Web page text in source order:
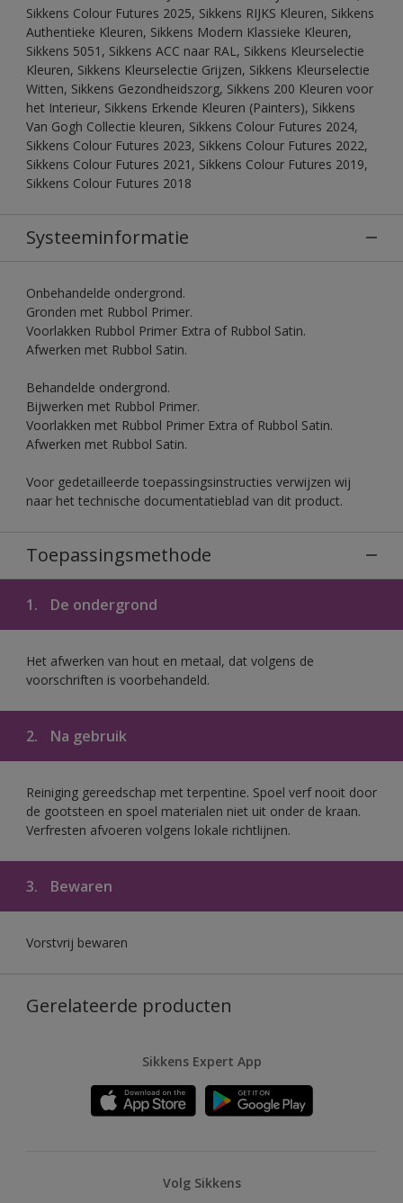
Sikkens Colour Futures 2025, Sikkens RIJKS Kleuren, Sikkens
Authentieke Kleuren, Sikkens Modern Klassieke Kleuren,
Sikkens 5051, Sikkens ACC naar RAL, Sikkens Kleurselectie
Kleuren, Sikkens Kleurselectie Grijzen, Sikkens Kleurselectie
Witten, Sikkens Gezondheidszorg, Sikkens 200 Kleuren voor
het Interieur, Sikkens Erkende Kleuren (Painters), Sikkens
Van Gogh Collectie kleuren, Sikkens Colour Futures 2024,
Sikkens Colour Futures 2023, Sikkens Colour Futures 2022,
Sikkens Colour Futures 2021, Sikkens Colour Futures 2019,
Sikkens Colour Futures 2018
Systeeminformatie
Onbehandelde ondergrond.
Gronden met Rubbol Primer.
Voorlakken Rubbol Primer Extra of Rubbol Satin.
Afwerken met Rubbol Satin.
Behandelde ondergrond.
Bijwerken met Rubbol Primer.
Voorlakken met Rubbol Primer Extra of Rubbol Satin.
Afwerken met Rubbol Satin.
Voor gedetailleerde toepassingsinstructies verwijzen wij
naar het technische documentatieblad van dit product.
Toepassingsmethode
1. De ondergrond
Het afwerken van hout en metaal, dat volgens de
voorschriften is voorbehandeld.
2. Na gebruik
Reiniging gereedschap met terpentine. Spoel verf nooit door
de gootsteen en spoel materialen niet uit onder de kraan.
Verfresten afvoeren volgens lokale richtlijnen.
3. Bewaren
Vorstvrij bewaren
Gerelateerde producten
Sikkens Expert App
Volg Sikkens